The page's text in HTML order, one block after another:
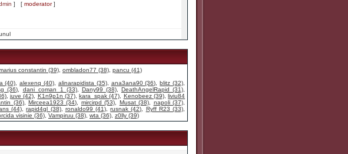
] [ moderator]
constantin (39) ombladon77 (38) pancu (41)
(40) ,alexenq (40) alinarapidista (35), ana3ana90 (36) ,blitz (32)
(36) dani_coman_1 (33), Dany99 (38), DeathAngelRapid (31)
, juve (42) K1n9p1n (37),kara_spak (47) Kenobeez (39),liviu84
(36),Mirceea1923 (34) mircirpd (53) Musat (38) napoli (37)
(44) ,rapid4gl (38), ronaldo99 (41),rusnak (42) Ryff R23 (33)
visinie (36) Vampiruu (38) wta (36) z0lly (39)